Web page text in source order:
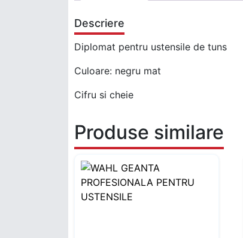
Descriere
Diplomat pentru ustensile de tuns
Culoare: negru mat
Cifru si cheie
Produse similare